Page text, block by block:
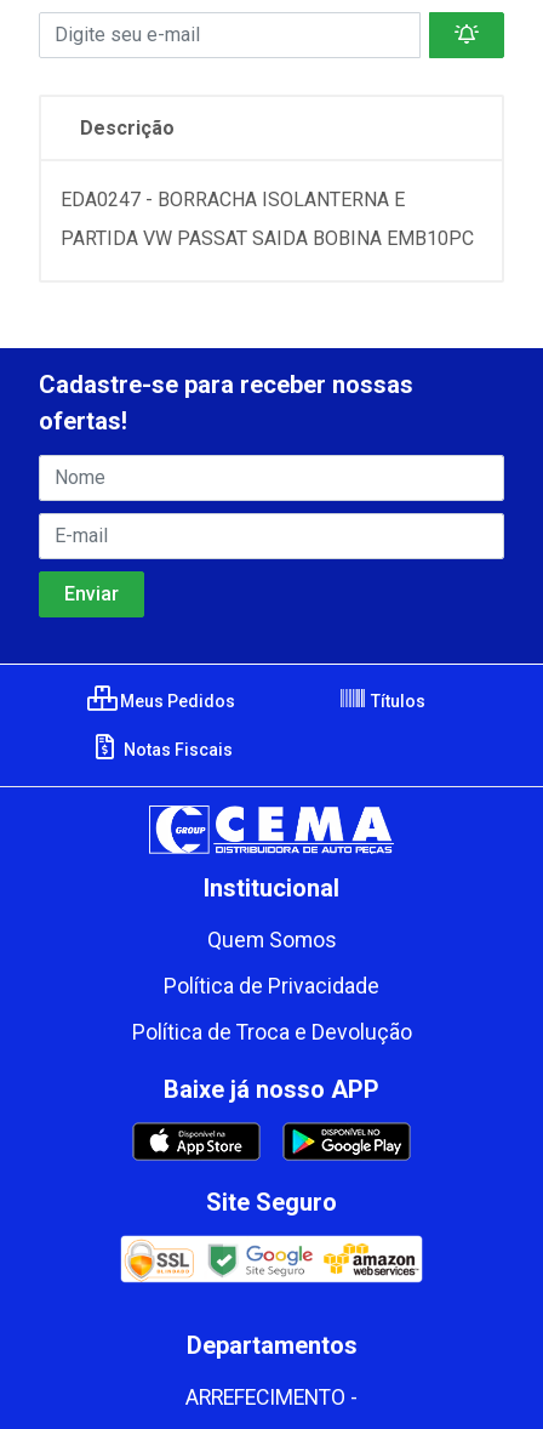
Descrição
EDA0247 - BORRACHA ISOLANTERNA E
PARTIDA VW PASSAT SAIDA BOBINA EMB10PC
Cadastre-se para receber nossas
ofertas!
Meus Pedidos Títulos
Notas Fiscais
Institucional
Quem Somos
Política de Privacidade
Política de Troca e Devolução
Baixe já nosso APP
Site Seguro
Departamentos
ARREFECIMENTO -